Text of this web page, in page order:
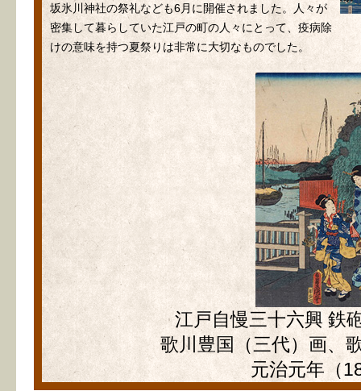
坂氷川神社の祭礼なども6月に開催されました。人々が
密集して暮らしていた江戸の町の人々にとって、疫病除
けの意味を持つ夏祭りは非常に大切なものでした。
江戸自慢三十六興 鉄
歌川豊国（三代）画、
元治元年（